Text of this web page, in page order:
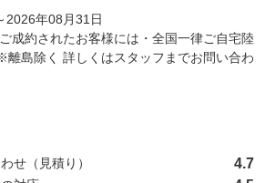
2026年08月31日
成約されたお客様には・全国一律ご自宅陸
島除く 詳しくはスタッフまでお問い合わ
せ（見積り） 4.7